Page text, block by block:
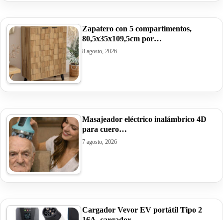
Zapatero con 5 compartimentos,
80,5x35x109,5cm por…
8 agosto, 2026
Masajeador eléctrico inalámbrico 4D
para cuero…
7 agosto, 2026
Cargador Vevor EV portátil Tipo 2